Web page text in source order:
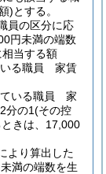
)とする。
員の区分に応
円未満の端数
相当する額
いる職員 家賃
ている職員 家
分の1(その控
きは、17,000
より算出した
満の端数を生